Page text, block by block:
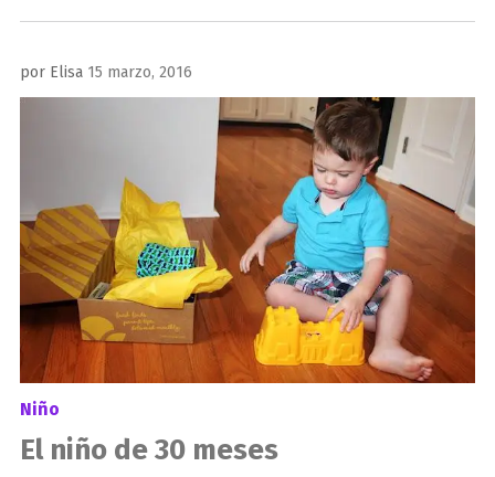
por Elisa Publicado
el
15 marzo, 2016
Niño
El niño de 30 meses